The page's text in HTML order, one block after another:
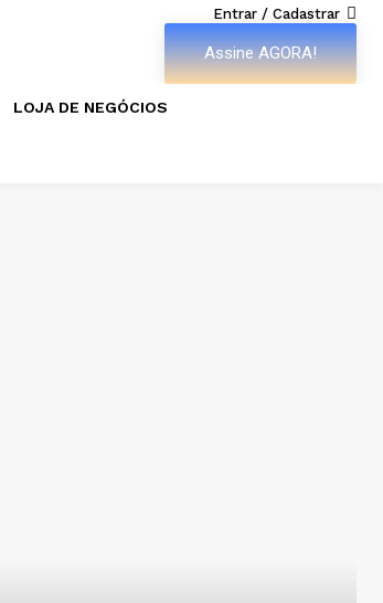
Entrar / Cadastrar
Assine AGORA!
LOJA DE NEGÓCIOS